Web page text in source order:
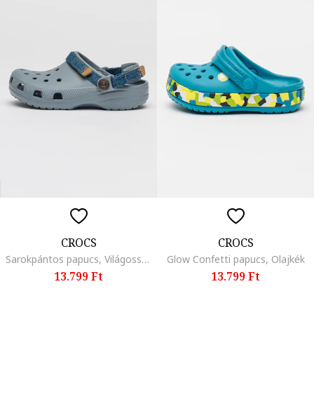
CROCS
Sarokpántos papucs, Világosszürke
13.799 Ft
CROCS
Glow Confetti papucs, Olajkék
13.799 Ft